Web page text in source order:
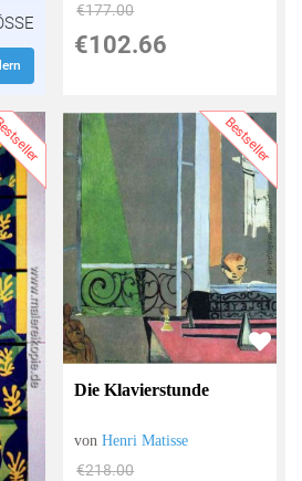
€177.00
€102.66
Bestseller
Die Klavierstunde
vonHenri Matisse
€218.00